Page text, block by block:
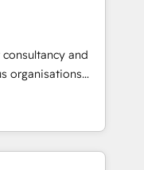
que termine el
Solutions
Rocher,
en
and
organisations
Ireland, and
of successful
and enterprise